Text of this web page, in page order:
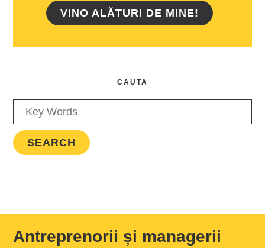
VINO ALĂTURI DE MINE!
CAUTA
Antreprenorii și managerii